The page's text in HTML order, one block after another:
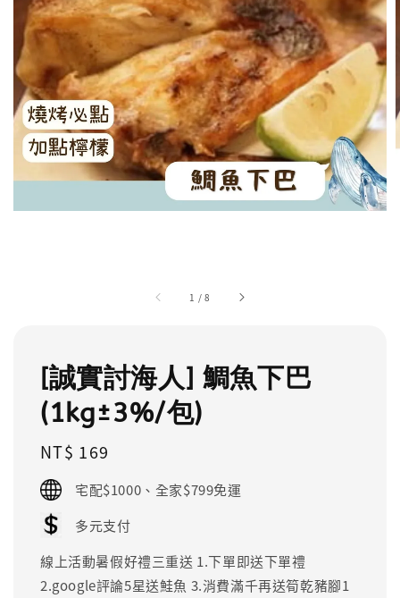
1 /8
[誠實討海人] 鯛魚下巴
(1kg±3%/包)
Regular
price
NT$ 169
宅配$1000、全家$799免運
多元支付
線上活動暑假好禮三重送 1.下單即送下單禮
2.google評論5星送鮭魚 3.消費滿千再送筍乾豬腳1